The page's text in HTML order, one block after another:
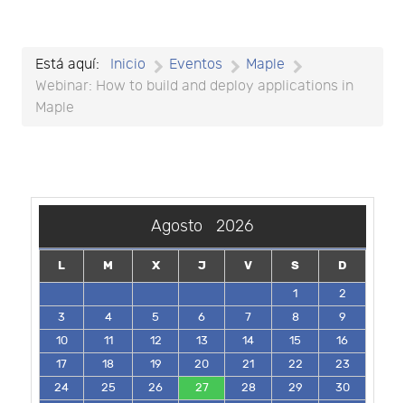
Está aquí: Inicio Eventos
Maple
Webinar: How to build and deploy applications in
Maple
Agosto 2026
L M X J V S
D
1
2
3
4 5 6 7 8
9
10
11 12 13 14 15
16
17
18 19 20 21 22
23
24
25 26 27 28 29
30